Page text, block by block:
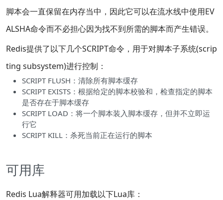
脚本会一直保留在内存当中，因此它可以在流水线中使用EV
ALSHA命令而不必担心因为找不到所需的脚本而产生错误。
Redis提供了以下几个SCRIPT命令，用于对脚本子系统(scrip
ting subsystem)进行控制：
SCRIPT FLUSH：清除所有脚本缓存
SCRIPT EXISTS：根据给定的脚本校验和，检查指定的脚本
是否存在于脚本缓存
SCRIPT LOAD：将一个脚本装入脚本缓存，但并不立即运
行它
SCRIPT KILL：杀死当前正在运行的脚本
可用库
Redis Lua解释器可用加载以下Lua库：